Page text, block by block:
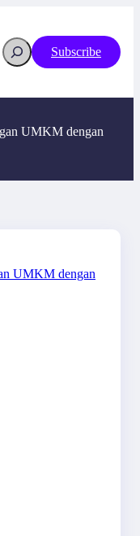
Search
Subscribe
UMKM dengan